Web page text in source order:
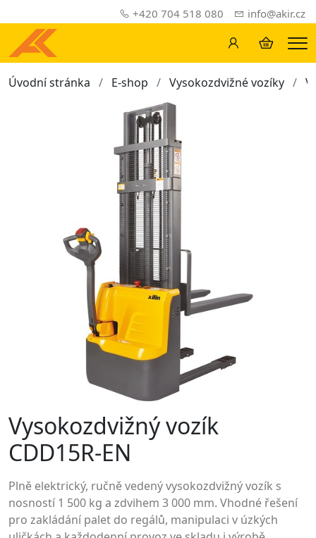
+420 704 518 080 info@akir.cz
Úvodní stránka E-shop Vysokozdvižné vozíky
Vysokozdvižný vozík
CDD15R-EN
Plně elektrický, ručně vedený vysokozdvižný vozík s
nosností 1 500 kg a zdvihem 3 000 mm. Vhodné řešení
pro zakládání palet do regálů, manipulaci v úzkých